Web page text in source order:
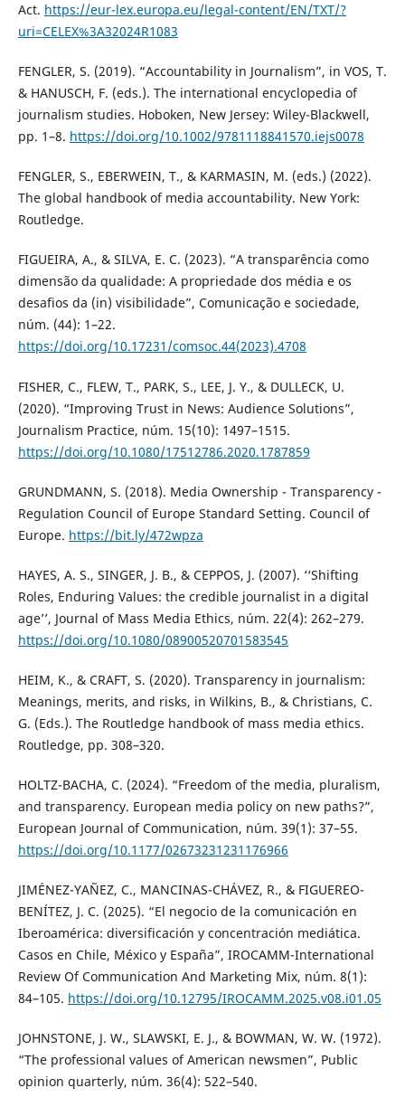
Act. https://eur-lex.europa.eu/legal-content/EN/TXT/?
uri=CELEX%3A32024R1083
FENGLER, S. (2019). “Accountability in Journalism”, in VOS, T.
& HANUSCH, F. (eds.). The international encyclopedia of
journalism studies. Hoboken, New Jersey: Wiley-Blackwell,
pp. 1–8. https://doi.org/10.1002/9781118841570.iejs0078
FENGLER, S., EBERWEIN, T., & KARMASIN, M. (eds.) (2022).
The global handbook of media accountability. New York:
Routledge.
FIGUEIRA, A., & SILVA, E. C. (2023). “A transparência como
dimensão da qualidade: A propriedade dos média e os
desafios da (in) visibilidade”, Comunicação e sociedade,
núm. (44): 1–22.
https://doi.org/10.17231/comsoc.44(2023).4708
FISHER, C., FLEW, T., PARK, S., LEE, J. Y., & DULLECK, U.
(2020). “Improving Trust in News: Audience Solutions”,
Journalism Practice, núm. 15(10): 1497–1515.
https://doi.org/10.1080/17512786.2020.1787859
GRUNDMANN, S. (2018). Media Ownership - Transparency -
Regulation Council of Europe Standard Setting. Council of
Europe. https://bit.ly/472wpza
HAYES, A. S., SINGER, J. B., & CEPPOS, J. (2007). ‘‘Shifting
Roles, Enduring Values: the credible journalist in a digital
age’’, Journal of Mass Media Ethics, núm. 22(4): 262–279.
https://doi.org/10.1080/08900520701583545
HEIM, K., & CRAFT, S. (2020). Transparency in journalism:
Meanings, merits, and risks, in Wilkins, B., & Christians, C.
G. (Eds.). The Routledge handbook of mass media ethics.
Routledge, pp. 308–320.
HOLTZ-BACHA, C. (2024). “Freedom of the media, pluralism,
and transparency. European media policy on new paths?”,
European Journal of Communication, núm. 39(1): 37–55.
https://doi.org/10.1177/02673231231176966
JIMÉNEZ-YAÑEZ, C., MANCINAS-CHÁVEZ, R., & FIGUEREO-
BENÍTEZ, J. C. (2025). “El negocio de la comunicación en
Iberoamérica: diversificación y concentración mediática.
Casos en Chile, México y España”, IROCAMM-International
Review Of Communication And Marketing Mix, núm. 8(1):
84–105. https://doi.org/10.12795/IROCAMM.2025.v08.i01.05
JOHNSTONE, J. W., SLAWSKI, E. J., & BOWMAN, W. W. (1972).
“The professional values of American newsmen”, Public
opinion quarterly, núm. 36(4): 522–540.